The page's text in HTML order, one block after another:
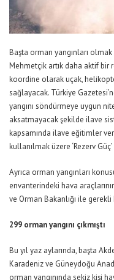
Başta orman yangınları
Mehmetçik artık daha aktif
koordine olarak uçak,
sağlayacak. Türkiye
yangını söndürmeye uygun
aksatmayacak şekilde ilave
kapsamında ilave eğitimler
kullanılmak üzere ‘Rezerv
Ayrıca orman yangınları
envanterindeki hava
ve Orman Bakanlığı ile
299 orman yangını çıkmıştı
Bu yıl yaz aylarında, başta
Karadeniz ve Güneydoğu
orman yangınında sekiz kişi